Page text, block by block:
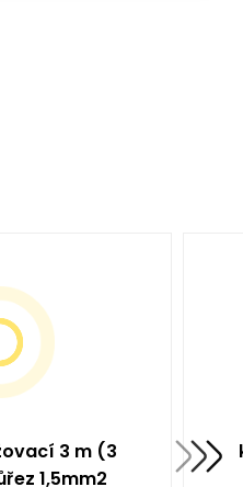
3 m (3
1,5mm2